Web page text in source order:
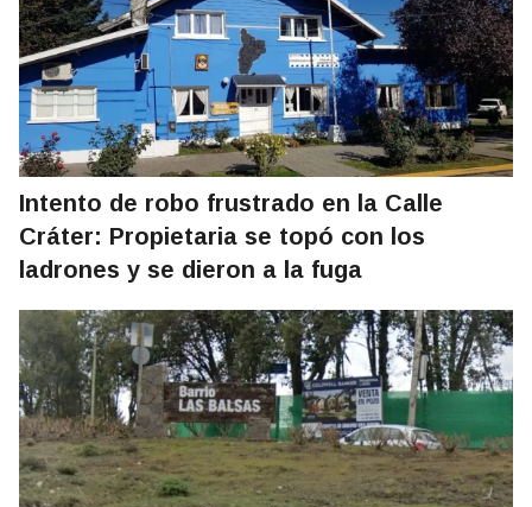
Intento de robo frustrado en la Calle
Cráter: Propietaria se topó con los
ladrones y se dieron a la fuga